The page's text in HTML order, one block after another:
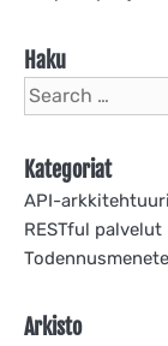
Haku
Search
for:
Kategoriat
API-arkkitehtuuri
RESTful palvelut
Arkisto